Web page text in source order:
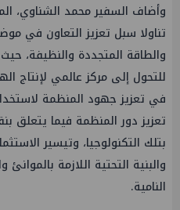
وأضاف السفير محمد الشناوي،
تناولا سبل تعزيز التعاون في
والطاقة المتجددة والنظيفة،
للتحول إلى مركز عالمي لإنتاج
في تعزيز جهود المنظمة
تعزيز دور المنظمة فيما يتعلق
بتلك التكنولوجيا، وتيسير
والبنية التحتية اللازمة
النامية.